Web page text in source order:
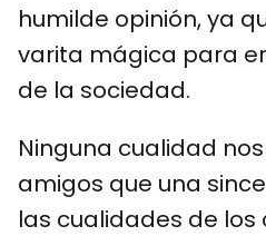
humilde opinión, ya
varita mágica para
de la sociedad.
Ninguna cualidad
amigos que una
las cualidades de